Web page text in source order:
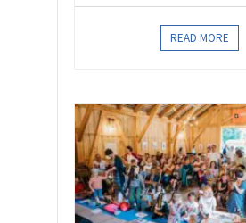
READ MORE